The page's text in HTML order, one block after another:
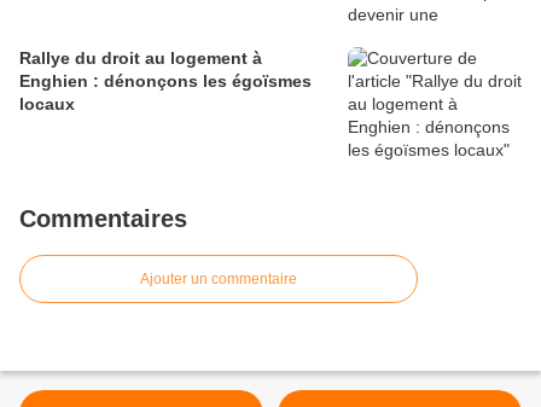
Rallye du droit au logement à
Enghien : dénonçons les égoïsmes
locaux
Commentaires
Ajouter un commentaire